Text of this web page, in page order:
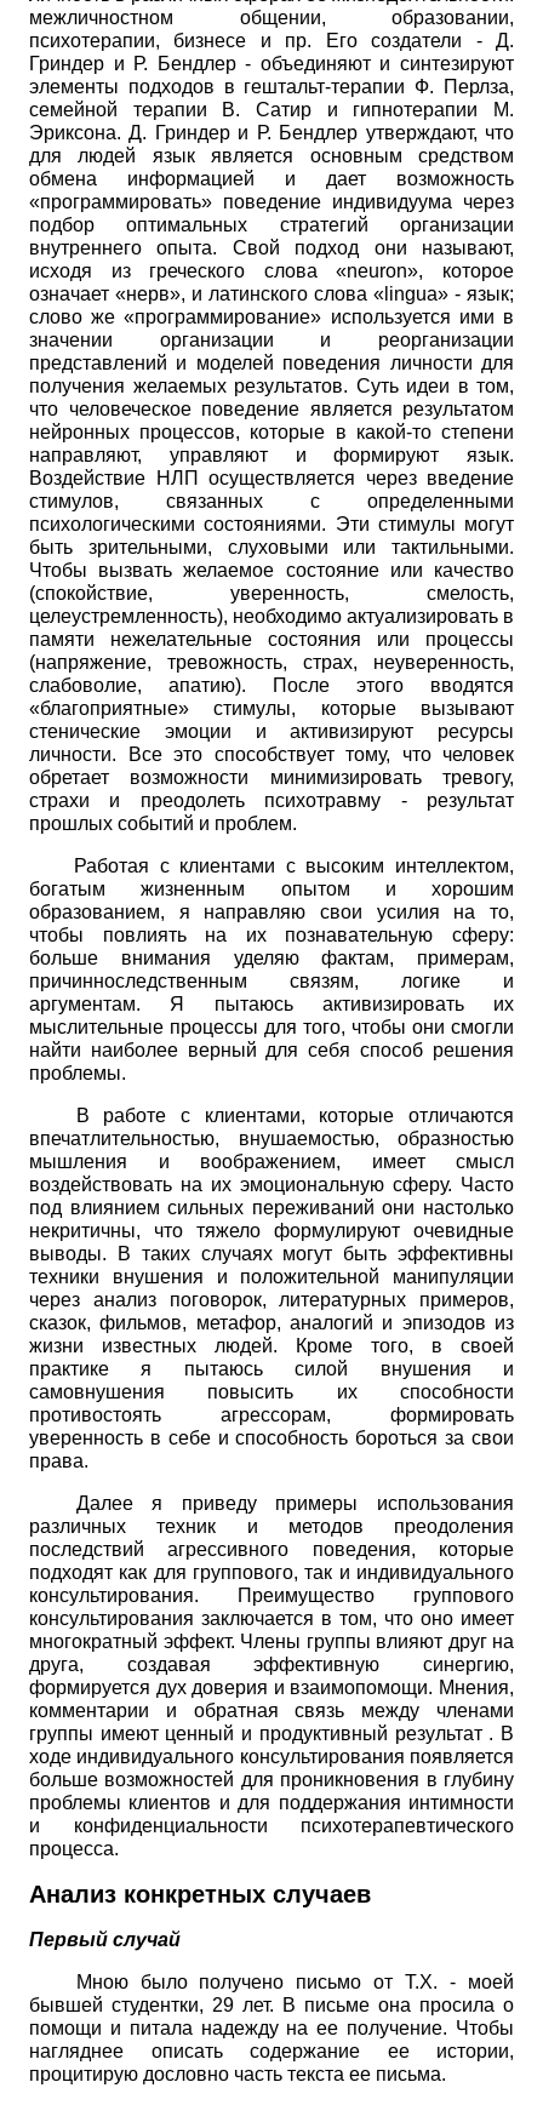
межличностном общении, образовании,
психотерапии, бизнесе и пр. Его создатели - Д.
Гриндер и Р. Бендлер - объединяют и синтезируют
элементы подходов в гештальт-терапии Ф. Перлза,
семейной терапии В. Сатир и гипнотерапии М.
Эриксона. Д. Гриндер и Р. Бендлер утверждают, что
для людей язык является основным средством
обмена информацией и дает возможность
«программировать» поведение индивидуума через
подбор оптимальных стратегий организации
внутреннего опыта. Свой подход они называют,
исходя из греческого слова«neuron», которое
означает «нерв», и латинского слова « lingua» - язык;
слово же «программирование» используется ими в
значении организации и реорганизации
представлений и моделей поведения личности для
получения желаемых результатов. Суть идеи в том,
что человеческое поведение является результатом
нейронных процессов, которые в какой-то степени
направляют, управляют и формируют язык.
Воздействие НЛП осуществляется через введение
стимулов, связанных с определенными
психологическими состояниями. Эти стимулы могут
быть зрительными, слуховыми или тактильными.
Чтобы вызвать желаемое состояние или качество
(спокойствие, уверенность, смелость,
целеустремленность), необходимо актуализировать в
памяти нежелательные состояния или процессы
(напряжение, тревожность, страх, неуверенность,
слабоволие, апатию). После этого вводятся
«благоприятные» стимулы, которые вызывают
стенические эмоции и активизируют ресурсы
личности. Все это способствует тому, что человек
обретает возможности минимизировать тревогу,
страхи и преодолеть психотравму - результат
прошлых событий и проблем.
Работая с клиентами с высоким интеллектом,
богатым жизненным опытом и хорошим
образованием, я направляю свои усилия на то,
чтобы повлиять на их познавательную сферу:
больше внимания уделяю фактам, примерам,
причинно­следственным связям, логике и
аргументам. Я пытаюсь активизировать их
мыслительные процессы для того, чтобы они смогли
найти наиболее верный для себя способ решения
проблемы.
В работе с клиентами, которые отличаются
впечатлительностью, внушаемостью, образностью
мышления и воображением, имеет смысл
воздействовать на их эмоциональную сферу. Часто
под влиянием сильных переживаний они настолько
некритичны, что тяжело формулируют очевидные
выводы. В таких случаях могут быть эффективны
техники внушения и положительной манипуляции
через анализ поговорок, литературных примеров,
сказок, фильмов, метафор, аналогий и эпизодов из
жизни известных людей. Кроме того, в своей
практике я пытаюсь силой внушения и
самовнушения повысить их способности
противостоять агрессорам, формировать
уверенность в себе и способность бороться за свои
права.
Далее я приведу примеры использования
различных техник и методов преодоления
последствий агрессивного поведения, которые
подходят как для группового, так и индивидуального
консультирования. Преимущество группового
консультирования заключается в том, что оно имеет
многократный эффект. Члены группы влияют друг на
друга, создавая эффективную синергию,
формируется дух доверия и взаимопомощи. Мнения,
комментарии и обратная связь между членами
группы имеют ценный и продуктивный результат . В
ходе индивидуального консультирования появляется
больше возможностей для проникновения в глубину
проблемы клиентов и для поддержания интимности
и конфиденциальности психотерапевтического
процесса.
Анализ конкретных случаев
Первый случай
Мною было получено письмо от Т.Х. - моей
бывшей студентки, 29 лет. В письме она просила о
помощи и питала надежду на ее получение. Чтобы
нагляднее описать содержание ее истории,
процитирую дословно часть текста ее письма.